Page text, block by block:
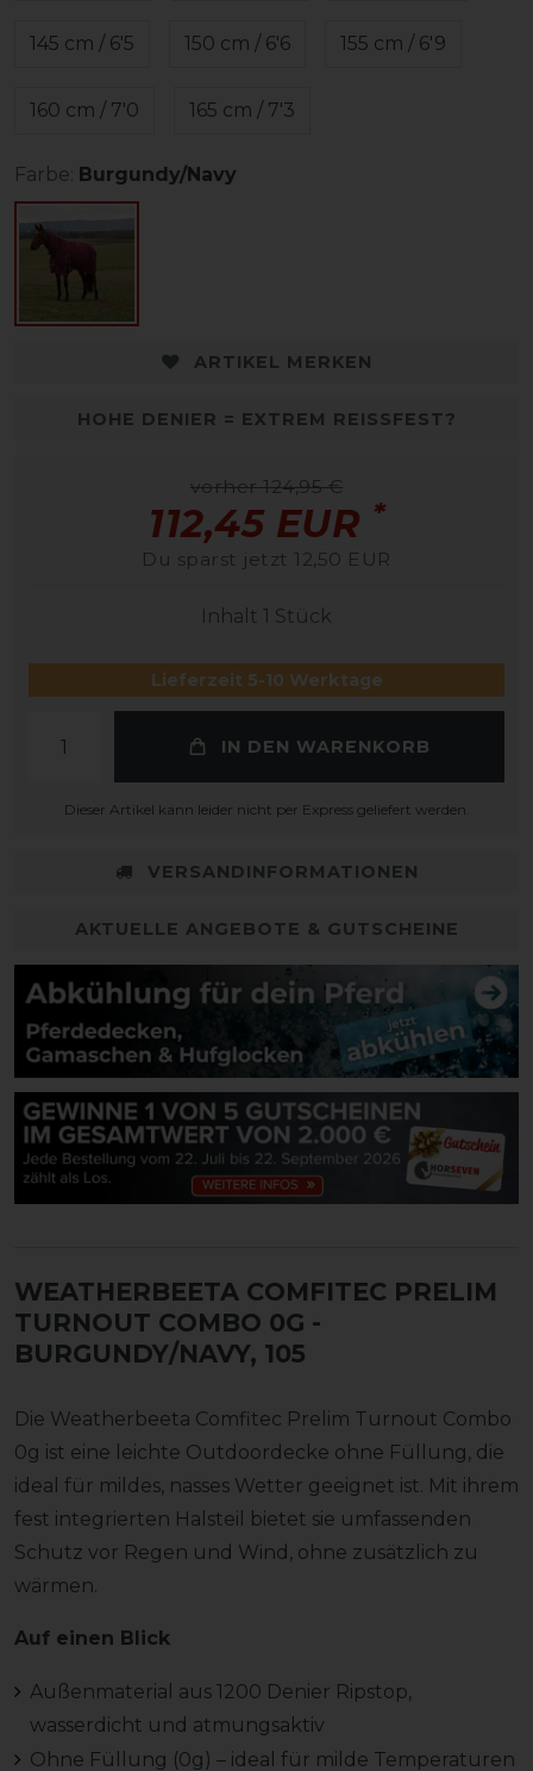
145 cm / 6'5 150 cm / 6'6 155 cm / 6'9
160 cm / 7'0 165 cm / 7'3
Farbe: Burgundy/Navy
ARTIKEL MERKEN
HOHE DENIER = EXTREM REISSFEST?
vorher 124,95 €
112,45 EUR *
Du sparst jetzt 12,50 EUR
Inhalt 1 Stück
Lieferzeit 5-10 Werktage
IN DEN WARENKORB
Dieser Artikel kann leider nicht per Express geliefert werden.
VERSANDINFORMATIONEN
AKTUELLE ANGEBOTE & GUTSCHEINE
WEATHERBEETA COMFITEC PRELIM
TURNOUT COMBO 0G -
BURGUNDY/NAVY, 105
Die Weatherbeeta Comfitec Prelim Turnout Combo
0g ist eine leichte Outdoordecke ohne Füllung, die
ideal für mildes, nasses Wetter geeignet ist. Mit ihrem
fest integrierten Halsteil bietet sie umfassenden
Schutz vor Regen und Wind, ohne zusätzlich zu
wärmen.
Auf einen Blick
Außenmaterial aus 1200 Denier Ripstop,
wasserdicht und atmungsaktiv
Ohne Füllung (0g) – ideal für milde Temperaturen